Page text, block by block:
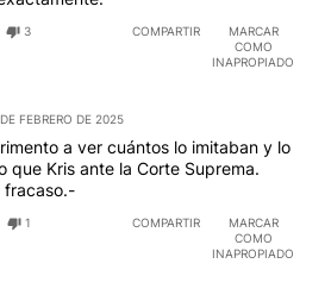
3 COMPARTIR
MARCAR
COMO
INAPROPIADO
FEBRERO DE 2025
a ver cuántos lo imitaban y lo
que Kris ante la Corte Suprema.
fracaso.-
1 COMPARTIR
MARCAR
COMO
INAPROPIADO